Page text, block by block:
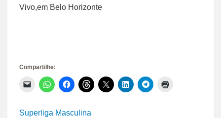
Vivo,em Belo Horizonte
Compartilhe:
Clique
para
link
por
Clique
para
WhatsApp(abre
em
Clique
para
Facebook(abre
em
Clique
para
em
Clique
para
Clique
para
Clique
para
Superliga Masculina